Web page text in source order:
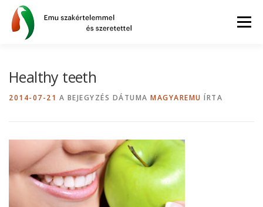
Tovább
tartalomhoz
Menü
Healthy teeth
2014-07-21 A BEJEGYZÉS DÁTUMA MAGYAREMU ÍRTA